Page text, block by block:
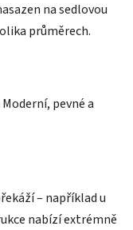
na sedlovou
průměrech.
pevné a
– například u
nabízí extrémně